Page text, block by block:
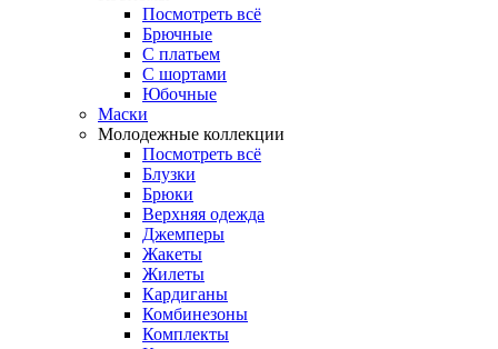
Посмотреть всё
Брючные
С платьем
С шортами
Юбочные
Маски
Молодежные коллекции
Посмотреть всё
Блузки
Брюки
Верхняя одежда
Джемперы
Жакеты
Жилеты
Кардиганы
Комбинезоны
Комплекты